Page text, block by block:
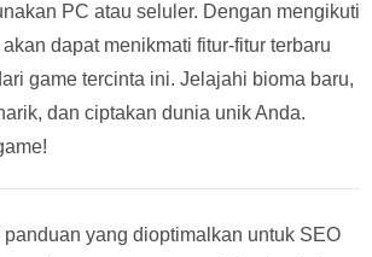
PC atau seluler. Dengan mengikuti
dapat menikmati fitur-fitur terbaru
game tercinta ini. Jelajahi bioma baru,
dan ciptakan dunia unik Anda.
yang dioptimalkan untuk SEO